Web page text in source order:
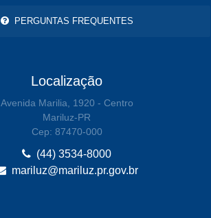
PERGUNTAS FREQUENTES
Localização
Avenida Marilia, 1920 - Centro
Mariluz-PR
Cep: 87470-000
(44) 3534-8000
mariluz@mariluz.pr.gov.br